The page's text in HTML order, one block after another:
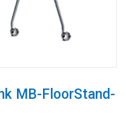
MB-FloorStand-